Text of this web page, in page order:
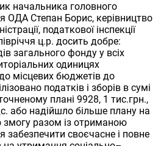
начальника головного
ОДА Степан Борис, керівництво
податкової інспекції
ц.р. досить добре:
загального фонду у всіх
одиницях
місцевих бюджетів до
податків і зборів в сумі
плані 9928, 1 тис.грн.,
або надійшло більше плану на
змогу разом із отриманою
забезпечити своєчасне і повне